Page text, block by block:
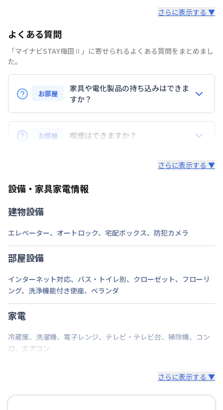
部屋の向き
禁煙・喫煙
禁煙
交通
大阪市谷町線東梅田駅徒歩8分
駐車場
さらに表示する ▼
よくある質問
「マイナビSTAY梅田Ⅱ」に寄せられるよくある質問をまとめまし
た。
お部屋
家具や電化製品の持ち込みはできま
すか？
お持ち込みいただけます。
ただし、標準設備として部屋に備え付けの家具・家電
以外の扱いについては当社では責任を負いかねます。
また、お持ち込みいただいた家具や家電はご退去時に
お部屋 喫煙はできますか？
さらに表示する ▼
設備・家具家電情報
建物設備
エレベーター、 オートロック、 宅配ボックス、 防犯カメラ
部屋設備
インターネット対応、 バス・トイレ別、 クローゼット、 フローリ
ング、 洗浄機能付き便座、 ベランダ
家電
冷蔵庫、 洗濯機、 電子レンジ、 テレビ・テレビ台、 掃除機、 コン
ロ、 エアコン
さらに表示する ▼